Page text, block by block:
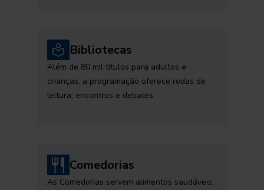
Bibliotecas
Além de 80 mil títulos para adultos e
crianças, a programação oferece rodas de
leitura, encontros e debates
Comedorias
As Comedorias servem alimentos saudáveis,